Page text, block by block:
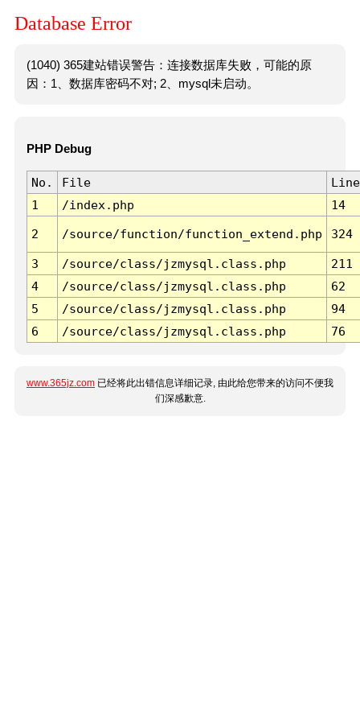
Database Error
(1040) 365建站错误警告：连接数据库失败，可能的原
因：1、数据库密码不对; 2、mysql未启动。
PHP Debug
No. File
Line
1
/index.php 14
2 /source/function/function_extend.php 324
3 /source/class/jzmysql.class.php
211
4
/source/class/jzmysql.class.php
62
5
/source/class/jzmysql.class.php
94
6
/source/class/jzmysql.class.php 76
www.365jz.com 已经将此出错信息详细记录, 由此给您带来的访问不便我
们深感歉意.